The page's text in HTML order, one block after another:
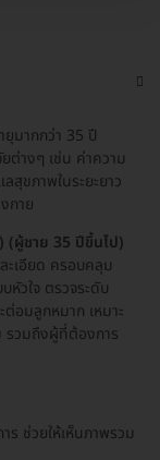
ยุมากกว่า 35 ปี
ต่างๆ เช่น ค่าความ
ขภาพในระยะยาว
กาย
(ผู้ชาย 35 ปีขึ้นไป)
ะเอียด ครอบคลุม
หัวใจ ตรวจระดับ
ต่อมลูกหมาก เหมาะ
รวมถึงผู้ที่ต้องการ
ร ช่วยให้เห็นภาพรวม